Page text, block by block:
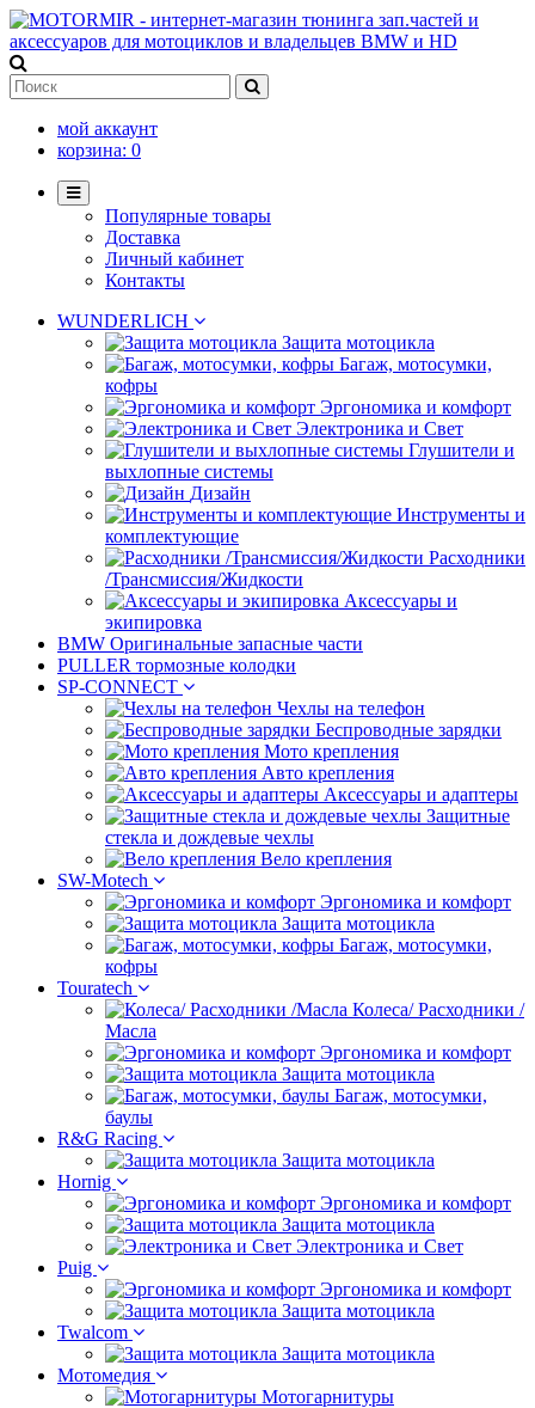
мой аккаунт
корзина: 0
Популярные товары
Доставка
Личный кабинет
Контакты
WUNDERLICH
Защита мотоцикла
Багаж, мотосумки,
кофры
Эргономика и комфорт
Электроника и Свет
Глушители и
выхлопные системы
Дизайн
Инструменты и
комплектующие
Расходники
/Трансмиссия/Жидкости
Аксессуары и
экипировка
BMW Оригинальные запасные части
PULLER тормозные колодки
SP-CONNECT
Чехлы на телефон
Беспроводные зарядки
Мото крепления
Авто крепления
Аксессуары и адаптеры
Защитные
стекла и дождевые чехлы
Вело крепления
SW-Motech
Эргономика и комфорт
Защита мотоцикла
Багаж, мотосумки,
кофры
Touratech
Колеса/ Расходники /
Масла
Эргономика и комфорт
Защита мотоцикла
Багаж, мотосумки,
баулы
R&G Racing
Защита мотоцикла
Hornig
Эргономика и комфорт
Защита мотоцикла
Электроника и Свет
Puig
Эргономика и комфорт
Защита мотоцикла
Twalcom
Защита мотоцикла
Мотомедия
Мотогарнитуры